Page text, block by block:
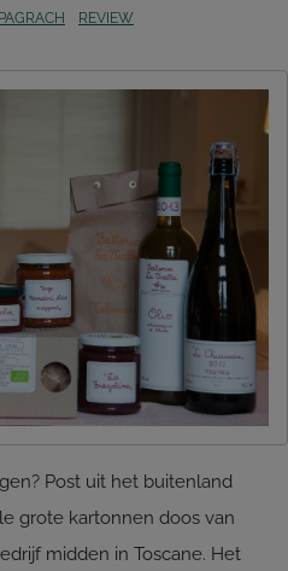
REVIEW
Post uit het buitenland
grote kartonnen doos van
midden in Toscane. Het